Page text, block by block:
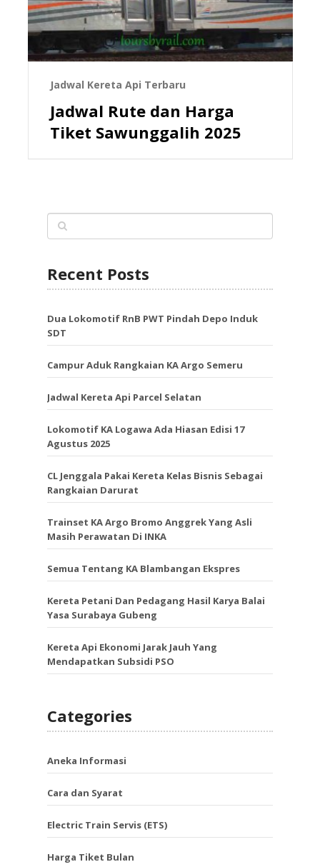
Jadwal Kereta Api Terbaru
Jadwal Rute dan Harga
Tiket Sawunggalih 2025
Recent Posts
Dua Lokomotif RnB PWT Pindah Depo Induk
SDT
Campur Aduk Rangkaian KA Argo Semeru
Jadwal Kereta Api Parcel Selatan
Lokomotif KA Logawa Ada Hiasan Edisi 17
Agustus 2025
CL Jenggala Pakai Kereta Kelas Bisnis Sebagai
Rangkaian Darurat
Trainset KA Argo Bromo Anggrek Yang Asli
Masih Perawatan Di INKA
Semua Tentang KA Blambangan Ekspres
Kereta Petani Dan Pedagang Hasil Karya Balai
Yasa Surabaya Gubeng
Kereta Api Ekonomi Jarak Jauh Yang
Mendapatkan Subsidi PSO
Categories
Aneka Informasi
Cara dan Syarat
Electric Train Servis (ETS)
Harga Tiket Bulan